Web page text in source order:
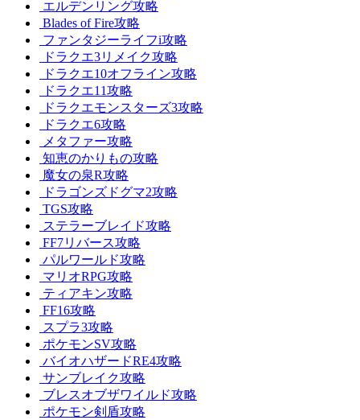
エルデンリング攻略
Blades of Fire攻略
ファンタジーライフi攻略
ドラクエ3リメイク攻略
ドラクエ10オフライン攻略
ドラクエ11攻略
ドラクエモンスターズ3攻略
ドラクエ6攻略
メタファー攻略
知恵のかりもの攻略
魔女の泉R攻略
ドラゴンズドグマ2攻略
TGS攻略
ステラーブレイド攻略
FF7リバース攻略
パルワールド攻略
マリオRPG攻略
ティアキン攻略
FF16攻略
スプラ3攻略
ポケモンSV攻略
バイオハザードRE4攻略
サンブレイク攻略
ブレスオブザワイルド攻略
ポケモン剣盾攻略